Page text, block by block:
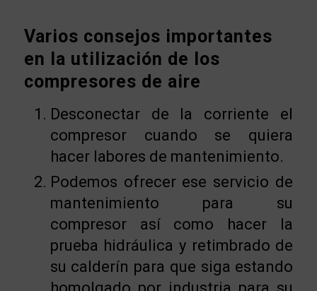
Varios consejos importantes
en la utilización de los
compresores de aire
Desconectar de la corriente el
compresor cuando se quiera
hacer labores de mantenimiento.
Podemos ofrecer ese servicio de
mantenimiento para su
compresor así como hacer la
prueba hidráulica y retimbrado de
su calderín para que siga estando